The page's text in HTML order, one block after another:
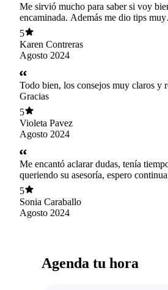
Me sirvió mucho para saber si voy
encaminada. Además me dio tips muy
necesarios en mi etapa de crecimiento.
puntual y amena nuestra sesión!
5
Karen Contreras
Agosto 2024
Todo bien, los consejos muy claros y
Gracias
5
Violeta Pavez
Agosto 2024
Me encantó aclarar dudas, tenía
queriendo su asesoría, espero
5
Sonia Caraballo
Agosto 2024
Agenda tu hora